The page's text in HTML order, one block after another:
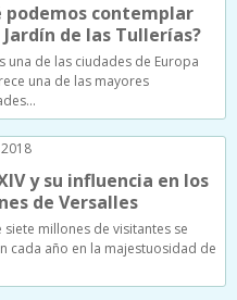
podemos contemplar
Jardín de las Tullerías?
una de las ciudades de Europa
una de las mayores
y su influencia en los
de Versalles
siete millones de visitantes se
cada año en la majestuosidad de